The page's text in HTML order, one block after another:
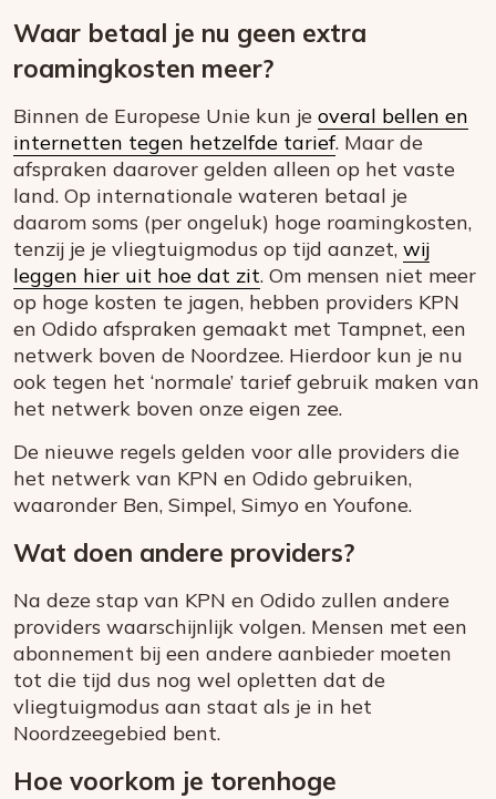
Waar betaal je nu geen extra
roamingkosten meer?
Binnen de Europese Unie kun je overal bellen en
internetten tegen hetzelfde tarief. Maar de
afspraken daarover gelden alleen op het vaste
land. Op internationale wateren betaal je
daarom soms (per ongeluk) hoge roamingkosten,
tenzij je je vliegtuigmodus op tijd aanzet, wij
leggen hier uit hoe dat zit. Om mensen niet meer
op hoge kosten te jagen, hebben providers KPN
en Odido afspraken gemaakt met Tampnet, een
netwerk boven de Noordzee. Hierdoor kun je nu
ook tegen het ‘normale’ tarief gebruik maken van
het netwerk boven onze eigen zee.
De nieuwe regels gelden voor alle providers die
het netwerk van KPN en Odido gebruiken,
waaronder Ben, Simpel, Simyo en Youfone.
Wat doen andere providers?
Na deze stap van KPN en Odido zullen andere
providers waarschijnlijk volgen. Mensen met een
abonnement bij een andere aanbieder moeten
tot die tijd dus nog wel opletten dat de
vliegtuigmodus aan staat als je in het
Noordzeegebied bent.
Hoe voorkom je torenhoge